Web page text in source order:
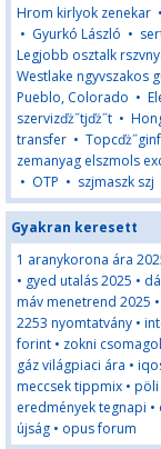
Hrom kirlyok zenekar •
• Gyurkó László •
Legjobb osztalk
Westlake ngyvszakos
Pueblo, Colorado •
szervizďż˝tjďż˝t •
transfer •
zemanyag elszmols
• OTP • szjmaszk szj
Gyakran keresett
1 aranykorona ára
• gyed utalás 2025 •
máv menetrend 2025 •
2253 nyomtatvány •
forint • zokni
gáz világpiaci ára •
meccsek tippmix • pöli
eredmények tegnapi •
újság • opus forum